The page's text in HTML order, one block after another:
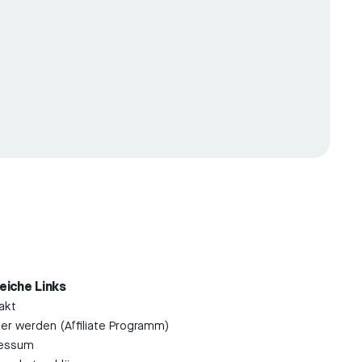
Links
werden (Affiliate Programm)